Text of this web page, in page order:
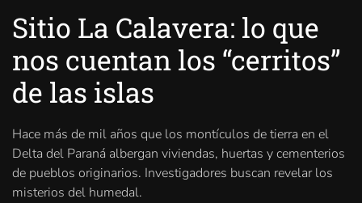
Sitio La Calavera: lo que
nos cuentan los “cerritos”
de las islas
Hace más de mil años que los montículos de tierra en el
Delta del Paraná albergan viviendas, huertas y cementerios
de pueblos originarios. Investigadores buscan revelar los
misterios del humedal.